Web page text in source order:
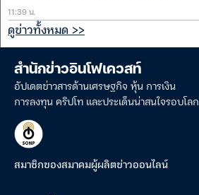
11:39 น.
ดูข่าวทั้งหมด >>
สำนักข่าวอินโฟเควสท์
อัปเดตข่าวสารด้านเศรษฐกิจ หุ้น การเงิน
การลงทุน คริปโท และประเด็นน่าสนใจรอบโลก
สมาชิกของสมาคมผู้ผลิตข่าวออนไลน์